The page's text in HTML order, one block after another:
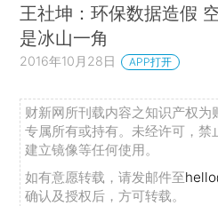
王社坤：环保数据造假
是冰山一角
2016年10月28日 APP打开
财新网所刊载内容之知识产权为
专属所有或持有。未经许可，禁
建立镜像等任何使用。
如有意愿转载，请发邮件至
确认及授权后，方可转载。